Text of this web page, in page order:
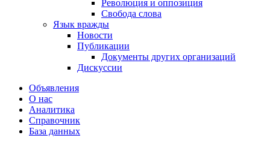
Революция и оппозиция
Свобода слова
Язык вражды
Новости
Публикации
Документы других организаций
Дискуссии
Объявления
О нас
Аналитика
Справочник
База данных